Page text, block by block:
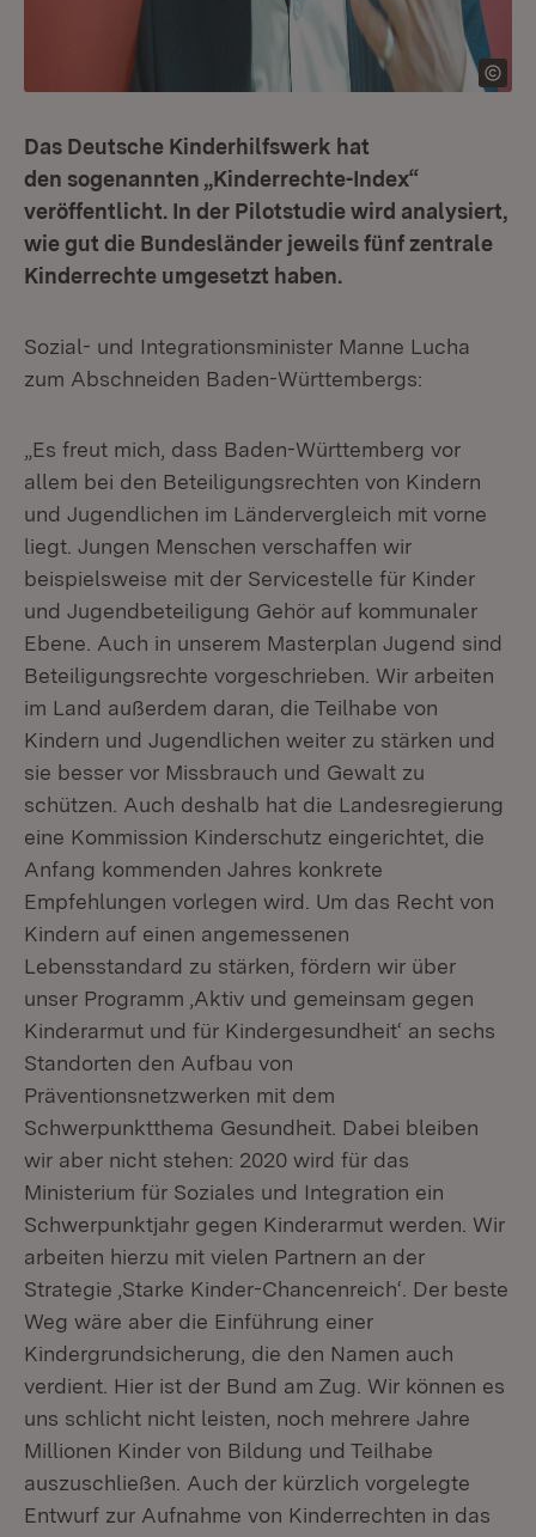
Das Deutsche Kinderhilfswerk hat
den sogenannten „Kinderrechte-Index“
veröffentlicht. In der Pilotstudie wird analysiert,
wie gut die Bundesländer jeweils fünf zentrale
Kinderrechte umgesetzt haben.
Sozial- und Integrationsminister Manne Lucha
zum Abschneiden Baden-Württembergs:
„Es freut mich, dass Baden-Württemberg vor
allem bei den Beteiligungsrechten von Kindern
und Jugendlichen im Ländervergleich mit vorne
liegt. Jungen Menschen verschaffen wir
beispielsweise mit der Servicestelle für Kinder
und Jugendbeteiligung Gehör auf kommunaler
Ebene. Auch in unserem Masterplan Jugend sind
Beteiligungsrechte vorgeschrieben. Wir arbeiten
im Land außerdem daran, die Teilhabe von
Kindern und Jugendlichen weiter zu stärken und
sie besser vor Missbrauch und Gewalt zu
schützen. Auch deshalb hat die Landesregierung
eine Kommission Kinderschutz eingerichtet, die
Anfang kommenden Jahres konkrete
Empfehlungen vorlegen wird. Um das Recht von
Kindern auf einen angemessenen
Lebensstandard zu stärken, fördern wir über
unser Programm ‚Aktiv und gemeinsam gegen
Kinderarmut und für Kindergesundheit‘ an sechs
Standorten den Aufbau von
Präventionsnetzwerken mit dem
Schwerpunktthema Gesundheit. Dabei bleiben
wir aber nicht stehen: 2020 wird für das
Ministerium für Soziales und Integration ein
Schwerpunktjahr gegen Kinderarmut werden. Wir
arbeiten hierzu mit vielen Partnern an der
Strategie ‚Starke Kinder-Chancenreich‘. Der beste
Weg wäre aber die Einführung einer
Kindergrundsicherung, die den Namen auch
verdient. Hier ist der Bund am Zug. Wir können es
uns schlicht nicht leisten, noch mehrere Jahre
Millionen Kinder von Bildung und Teilhabe
auszuschließen. Auch der kürzlich vorgelegte
Entwurf zur Aufnahme von Kinderrechten in das